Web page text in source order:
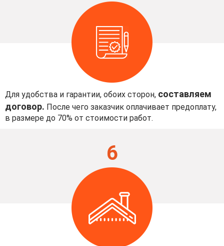
Для удобства и гарантии, обоих сторон, составляем
договор. После чего заказчик оплачивает предоплату,
в размере до 70% от стоимости работ.
6